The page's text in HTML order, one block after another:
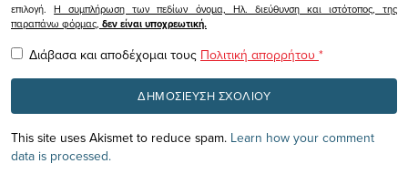
επιλογή.Η συμπλήρωση των πεδίων όνομα, Ηλ. διεύθυνση και ιστότοπος, της
παραπάνω φόρμας, δεν είναι υποχρεωτική.
Διάβασα και αποδέχομαι τους Πολιτική απορρήτου *
This site uses Akismet to reduce spam. Learn how your comment
data is processed.